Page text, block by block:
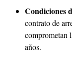
Condiciones
contrato de
comprometan
años.